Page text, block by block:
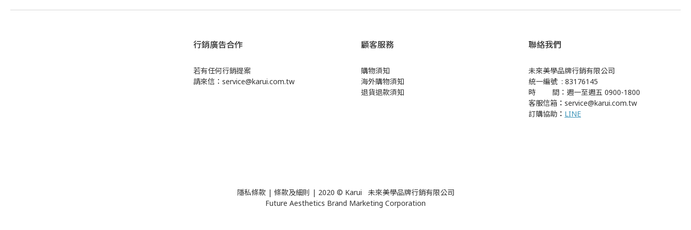
行銷廣告合作
若有任何行銷提案
請來信：service@karui.com.tw
顧客服務
購物須知
海外購物須知
退貨退款須知
聯絡我們
未來美學品牌行銷有限公司
統一編號 : 83176145
時 間：週一至週五 0900-1800
客服信箱 ： service@karui.com.tw
訂購協助 ： LINE
隱私條款 | 條款及細則 | 2020 © Karui 未來美學品牌行銷有限公司
Future Aesthetics Brand Marketing Corporation